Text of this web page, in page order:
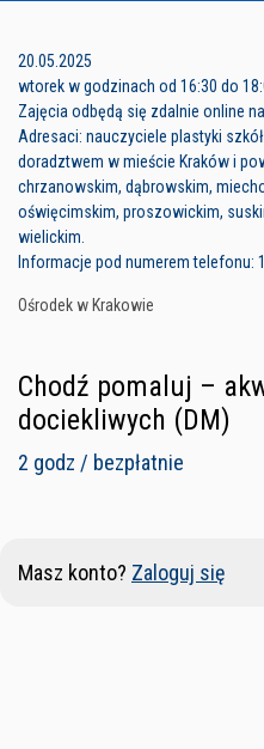
20.05.2025
wtorek w godzinach od 16:30 do
Zajęcia odbędą się zdalnie online
Adresaci: nauczyciele plastyki
doradztwem w mieście Kraków i
chrzanowskim, dąbrowskim,
oświęcimskim, proszowickim,
wielickim.
Informacje pod numerem telefonu:
Ośrodek w Krakowie
Chodź pomaluj –
dociekliwych (DM)
2 godz / bezpłatnie
Masz konto? Zaloguj się